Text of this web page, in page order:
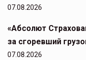
07.08.2026
«Абсолют
за сгоревший
07.08.2026